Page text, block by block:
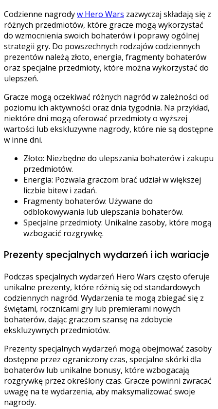
Codzienne nagrodyw Hero Wars zazwyczaj składają się z
różnych przedmiotów, które gracze mogą wykorzystać
do wzmocnienia swoich bohaterów i poprawy ogólnej
strategii gry. Do powszechnych rodzajów codziennych
prezentów należą złoto, energia, fragmenty bohaterów
oraz specjalne przedmioty, które można wykorzystać do
ulepszeń.
Gracze mogą oczekiwać różnych nagród w zależności od
poziomu ich aktywności oraz dnia tygodnia. Na przykład,
niektóre dni mogą oferować przedmioty o wyższej
wartości lub ekskluzywne nagrody, które nie są dostępne
w inne dni.
Złoto: Niezbędne do ulepszania bohaterów i zakupu
przedmiotów.
Energia: Pozwala graczom brać udział w większej
liczbie bitew i zadań.
Fragmenty bohaterów: Używane do
odblokowywania lub ulepszania bohaterów.
Specjalne przedmioty: Unikalne zasoby, które mogą
wzbogacić rozgrywkę.
Prezenty specjalnych wydarzeń i ich wariacje
Podczas specjalnych wydarzeń Hero Wars często oferuje
unikalne prezenty, które różnią się od standardowych
codziennych nagród. Wydarzenia te mogą zbiegać się z
świętami, rocznicami gry lub premierami nowych
bohaterów, dając graczom szansę na zdobycie
ekskluzywnych przedmiotów.
Prezenty specjalnych wydarzeń mogą obejmować zasoby
dostępne przez ograniczony czas, specjalne skórki dla
bohaterów lub unikalne bonusy, które wzbogacają
rozgrywkę przez określony czas. Gracze powinni zwracać
uwagę na te wydarzenia, aby maksymalizować swoje
nagrody.